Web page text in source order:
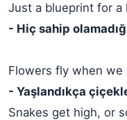
Just a blueprint for a
- Hiç sahip
Flowers fly when we
- Yaşlandıkça
Snakes get high, or